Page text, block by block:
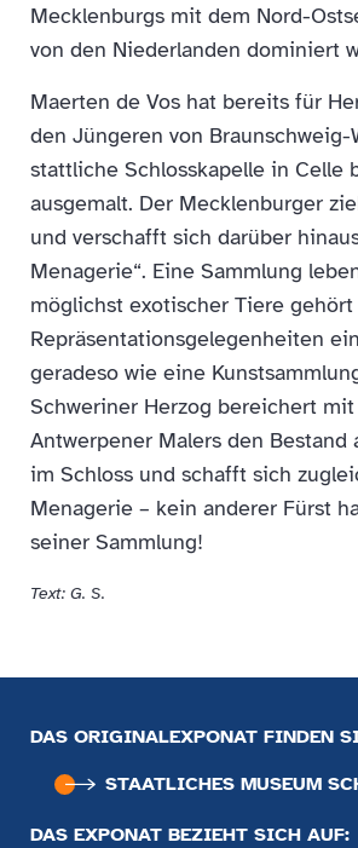
Mecklenburgs mit dem Nord-
von den Niederlanden dominiert
Maerten de Vos hat bereits für
den Jüngeren von
stattliche Schlosskapelle in Celle
ausgemalt. Der Mecklenburger
und verschafft sich darüber
Menagerie“. Eine Sammlung
möglichst exotischer Tiere gehört
Repräsentationsgelegenheiten
geradeso wie eine
Schweriner Herzog bereichert
Antwerpener Malers den Bestand
im Schloss und schafft sich
Menagerie – kein anderer Fürst
seiner Sammlung!
Text: G. S.
DAS ORIGINALEXPONAT FINDEN
STAATLICHES MUSEUM
DAS EXPONAT BEZIEHT SICH AUF: